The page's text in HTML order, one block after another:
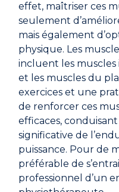
effet, maîtriser ces
seulement
mais également
physique. Les
incluent les
et les muscles du
exercices et une
de renforcer ces
efficaces,
significative de
puissance. Pour de
préférable de
professionnel d’un